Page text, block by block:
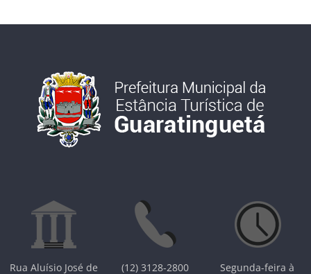
Rua Aluísio José de (12) 3128-2800 Segunda-feira à